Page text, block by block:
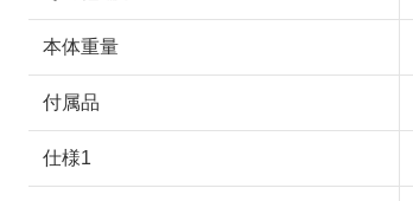
本体重量
付属品
仕様1